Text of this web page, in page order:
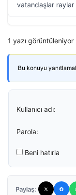
vatandaşlar raylar
1 yazı görüntüleniyor
Bu konuyu
Kullanıcı adı:
Parola:
Beni hatırla
Paylaş: